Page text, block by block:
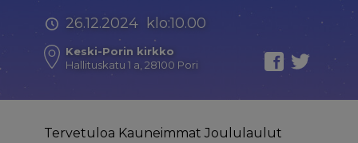
26.12.2024 klo:10.00
Keski-Porin kirkko
Hallituskatu 1 a, 28100 Pori
Tervetuloa Kauneimmat Joululaulut